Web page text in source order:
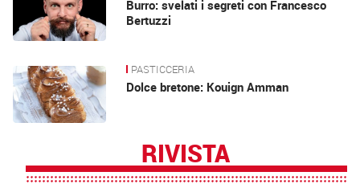
Burro: svelati i segreti con Francesco
Bertuzzi
PASTICCERIA
Dolce bretone: Kouign Amman
RIVISTA